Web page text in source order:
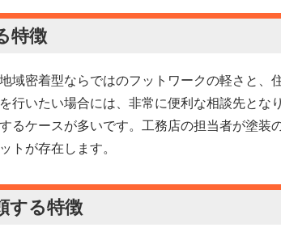
特徴
域密着型ならではのフットワークの軽さと、
行いたい場合には、非常に便利な相談先とな
るケースが多いです。工務店の担当者が塗装
トが存在します。
する特徴